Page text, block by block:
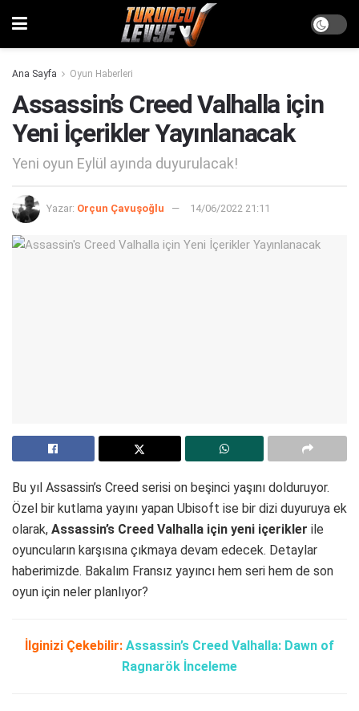
Ana Sayfa Oyun Haberleri
Assassin’s Creed Valhalla için
Yeni İçerikler Yayınlanacak
Yeni oyun Eylül ayında duyurulacak!
Yazar: Orçun Çavuşoğlu 14/06/2022 21:11
Bu yıl Assassin’s Creed serisi on beşinci yaşını dolduruyor.
Özel bir kutlama yayını yapan Ubisoft ise bir dizi duyuruya ek
olarak, Assassin’s Creed Valhalla için yeni içerikler ile
oyuncuların karşısına çıkmaya devam edecek. Detaylar
haberimizde. Bakalım Fransız yayıncı hem seri hem de son
oyun için neler planlıyor?
İlginizi Çekebilir: Assassin’s Creed Valhalla: Dawn of
Ragnarök İnceleme